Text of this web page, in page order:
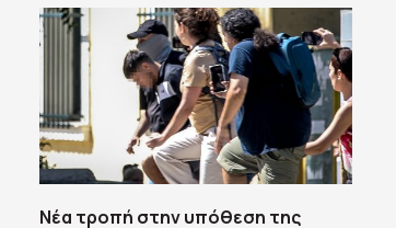
Νέα τροπή στην υπόθεση της